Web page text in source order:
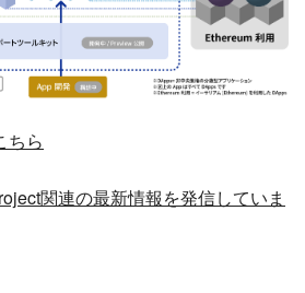
ちら
関連の最新情報を発信していま